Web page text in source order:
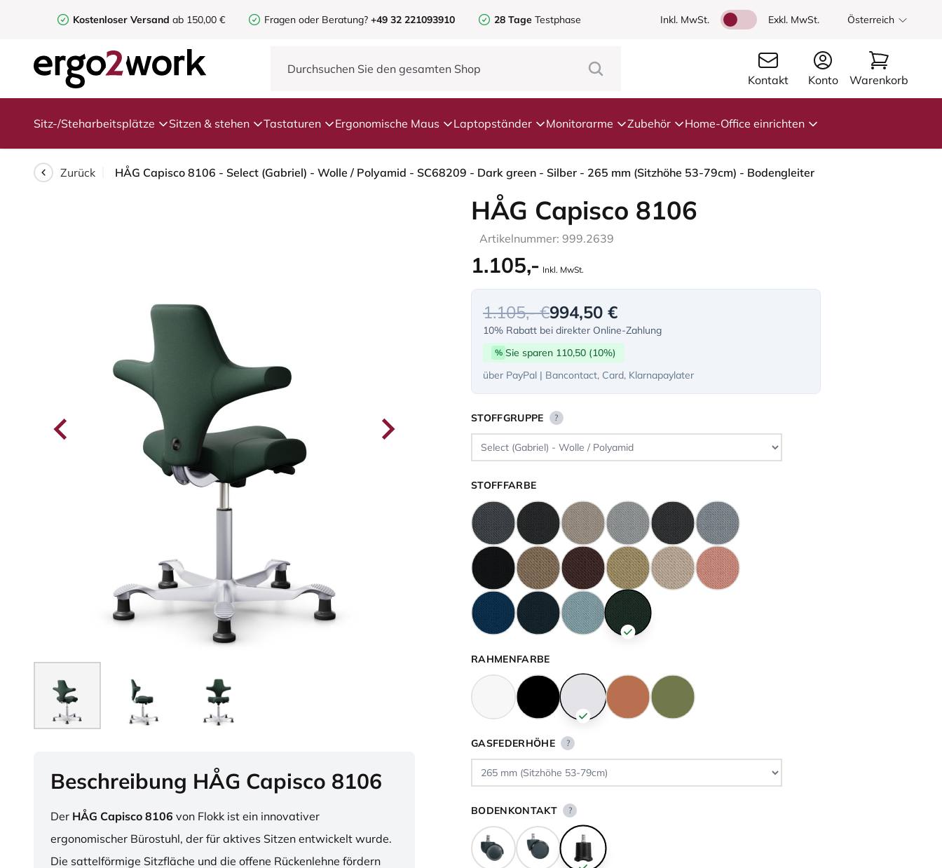
Kostenloser Versand ab 150,00 € Fragen oder Beratung? +49 32 221093910 28 Tage Testphase Inkl. MwSt. Exkl. MwSt. Österreich
Kontakt Konto Warenkorb
Sitz-/Steharbeitsplätze Sitzen & stehen Tastaturen Ergonomische Maus Laptopständer Monitorarme Zubehör Home-Office einrichten
Zurück HÅG Capisco 8106 - Select (Gabriel) - Wolle / Polyamid - SC68209 - Dark green - Silber - 265 mm (Sitzhöhe 53-79cm) - Bodengleiter
Beschreibung HÅG Capisco 8106
Der HÅG Capisco 8106 von Flokk ist ein innovativer
ergonomischer Bürostuhl, der für aktives Sitzen entwickelt wurde.
Die sattelförmige Sitzfläche und die offene Rückenlehne fördern
HÅG Capisco 8106
Artikelnummer: 999.2639
1.105,- Inkl. MwSt.
1.105,- €994,50 €
10% Rabatt bei direkter Online-Zahlung
% Sie sparen 110,50 (10%)
über PayPal | Bancontact, Card, Klarnapaylater
STOFFGRUPPE ?
STOFFFARBE
RAHMENFARBE
GASFEDERHÖHE ?
BODENKONTAKT ?